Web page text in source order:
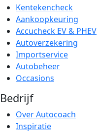
Kentekencheck
Aankoopkeuring
Accucheck EV & PHEV
Autoverzekering
Importservice
Autobeheer
Occasions
Bedrijf
Over Autocoach
Inspiratie